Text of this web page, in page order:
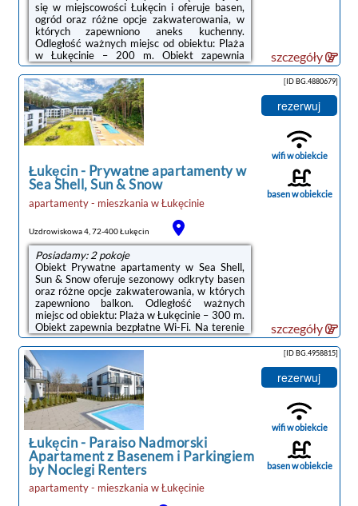
się w miejscowości Łukęcin i oferuje basen,
ogród oraz różne opcje zakwaterowania, w
których zapewniono aneks kuchenny.
Odległość ważnych miejsc od obiektu: Plaża
w Łukęcinie – 200 m. Obiekt zapewnia
bezpłatne Wi-Fi. Na terenie obiektu dostępny
jest też prywatny parking.Wyposażenie
wszystkich opcji zakwaterowania obejmuje
klimatyzację i telewizor z płaskim ekranem.
Do dyspozycji Gości jest też taras oraz
prywatna łazienka z prysznicem i suszarką do
włosów. Wyposażenie obejmuje również
szczegóły
Łukęcin- Prywatne apartamenty w
Sea Shell, Sun & Snow
apartamenty - mieszkania wŁukęcinie
Uzdrowiskowa 4, 72-400 Łukęcin
Posiadamy: 2 pokoje
Obiekt Prywatne apartamenty w Sea Shell,
Sun & Snow oferuje sezonowy odkryty basen
oraz różne opcje zakwaterowania, w których
zapewniono balkon. Odległość ważnych
miejsc od obiektu: Plaża w Łukęcinie – 300 m.
Obiekt zapewnia bezpłatne Wi-Fi. Na terenie
obiektu dostępny jest też prywatny
parking.Na miejscu znajduje się telewizor z
płaskim ekranem oraz prywatna łazienka z
prysznicem i suszarką do włosów. Aneks
kuchenny wyposażono w lodówkę, zmywarkę
oraz płytę kuchenną.Odległość ważnych
miejsc od obiektu: Promenada Gwiazd w
Międzyzdrojach – 35 km.Doba hotelowa od ...
[ID BG.4880679]
rezerwuj
wifi w obiekcie
basen w obiekcie
szczegóły
Łukęcin- Paraiso Nadmorski
Apartament z Basenem i Parkingiem
by Noclegi Renters
apartamenty - mieszkania wŁukęcinie
[ID BG.4958815]
rezerwuj
wifi w obiekcie
basen w obiekcie